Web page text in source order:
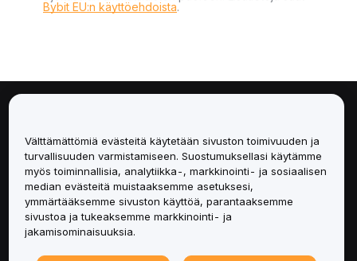
Bybit EU:n käyttöehdoista.
Palvelut
Tuki
Tuotteet
Välttämättömiä evästeitä käytetään sivuston toimivuuden ja
turvallisuuden varmistamiseen. Suostumuksellasi käytämme
myös toiminnallisia, analytiikka-, markkinointi- ja sosiaalisen
median evästeitä muistaaksemme asetuksesi,
ymmärtääksemme sivuston käyttöä, parantaaksemme
sivustoa ja tukeaksemme markkinointi- ja
jakamisominaisuuksia.